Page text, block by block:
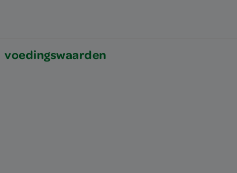
voedingswaarden